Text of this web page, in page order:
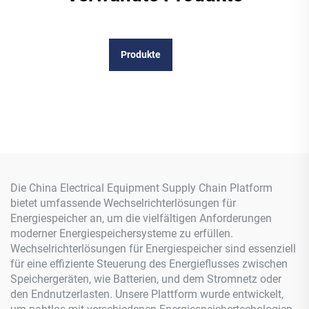
Produkte
Die China Electrical Equipment Supply Chain Platform
bietet umfassende Wechselrichterlösungen für
Energiespeicher an, um die vielfältigen Anforderungen
moderner Energiespeichersysteme zu erfüllen.
Wechselrichterlösungen für Energiespeicher sind essenziell
für eine effiziente Steuerung des Energieflusses zwischen
Speichergeräten, wie Batterien, und dem Stromnetz oder
den Endnutzerlasten. Unsere Plattform wurde entwickelt,